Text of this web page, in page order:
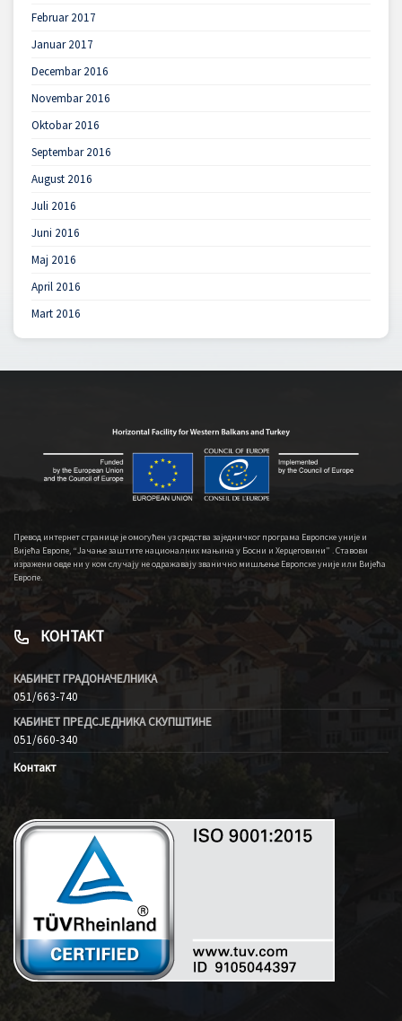
Februar 2017
Januar 2017
Decembar 2016
Novembar 2016
Oktobar 2016
Septembar 2016
August 2016
Juli 2016
Juni 2016
Maj 2016
April 2016
Mart 2016
Превод интернет странице је омогућен уз средства заједничког програма Европске уније и
Вијећа Европе, “Јачање заштите националних мањина у Босни и Херцеговини” . Ставови
изражени овде ни у ком случају не одражавају званично мишљење Европске уније или Вијећа
Европе.
КОНТАКТ
КАБИНЕТ ГРАДОНАЧЕЛНИКА
051/663-740
КАБИНЕТ ПРЕДСЈЕДНИКА СКУПШТИНЕ
051/660-340
Контакт